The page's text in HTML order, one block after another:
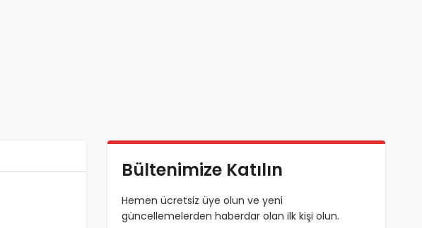
Bültenimize Katılın
Hemen ücretsiz üye olun ve yeni
güncellemelerden haberdar olan ilk kişi olun.